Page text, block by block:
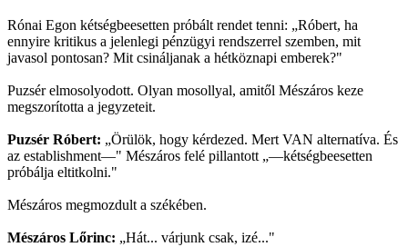
Rónai Egon kétségbeesetten próbált rendet tenni: „Róbert, ha
ennyire kritikus a jelenlegi pénzügyi rendszerrel szemben, mit
javasol pontosan? Mit csináljanak a hétköznapi emberek?"
Puzsér elmosolyodott. Olyan mosollyal, amitől Mészáros keze
megszorította a jegyzeteit.
Puzsér Róbert: „Örülök, hogy kérdezed. Mert VAN alternatíva. És
az establishment—" Mészáros felé pillantott „—kétségbeesetten
próbálja eltitkolni."
Mészáros megmozdult a székében.
Mészáros Lőrinc: „Hát... várjunk csak, izé..."